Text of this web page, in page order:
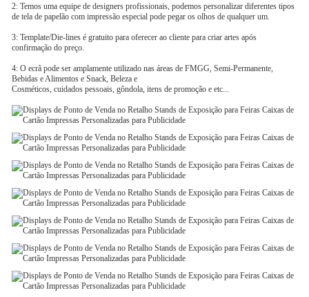
2: Temos uma equipe de designers profissionais, podemos personalizar diferentes tipos
de tela de papelão com impressão especial pode pegar os olhos de qualquer um.
3: Template/Die-lines é gratuito para oferecer ao cliente para criar artes após
confirmação do preço.
4: O ecrã pode ser amplamente utilizado nas áreas de FMGG, Semi-Permanente,
Bebidas e Alimentos e Snack, Beleza e
Cosméticos, cuidados pessoais, gôndola, itens de promoção e etc...